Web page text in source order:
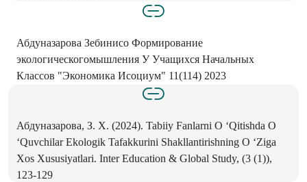
Абдуназарова Зебинисо Формирование
экологическогомышления У Учащихся Начальных
Классов "Экономика Исоциум" 11(114) 2023
Абдуназарова, З. Х. (2024). Tabiiy Fanlarni O ‘Qitishda O
‘Quvchilar Ekologik Tafakkurini Shakllantirishning O ‘Ziga
Xos Xususiyatlari. Inter Education & Global Study, (3 (1)),
123-129